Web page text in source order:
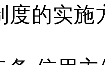
度的实施